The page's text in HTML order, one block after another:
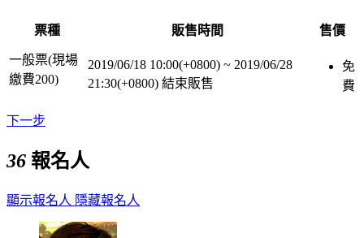
票種 販售時間 售價
一般票(現場
繳費200)
2019/06/18 10:00(+0800) ~ 2019/06/28
21:30(+0800) 結束販售
免
費
下一步
36 報名人
顯示報名人 隱藏報名人